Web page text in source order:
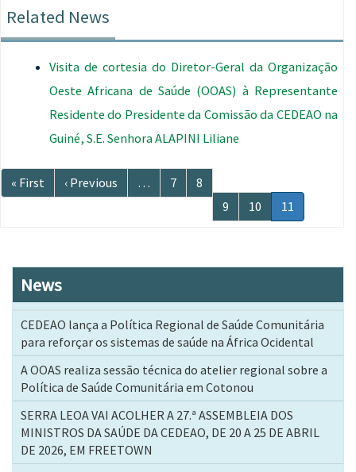
Related News
Visita de cortesia do Diretor-Geral da Organização
Oeste Africana de Saúde (OOAS) à Representante
Residente do Presidente da Comissão da CEDEAO na
Guiné, S.E. Senhora ALAPINI Liliane
Paginação
Primeira
página
« First
Página
anterior
‹ Previous … Página
7 Página
8
Página
9 Página
10
Página
atual
11
News
CEDEAO lança a Política Regional de Saúde Comunitária
para reforçar os sistemas de saúde na África Ocidental
A OOAS realiza sessão técnica do atelier regional sobre a
Política de Saúde Comunitária em Cotonou
SERRA LEOA VAI ACOLHER A 27.ª ASSEMBLEIA DOS
MINISTROS DA SAÚDE DA CEDEAO, DE 20 A 25 DE ABRIL
DE 2026, EM FREETOWN